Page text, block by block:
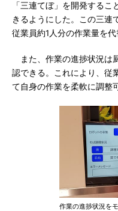
「三連てぼ」を開発する
きるようにした。この三連
従業員約1人分の作業量を代
また、作業の進捗状況は
認できる。これにより、従
て自身の作業を柔軟に調整
作業の進捗状況を